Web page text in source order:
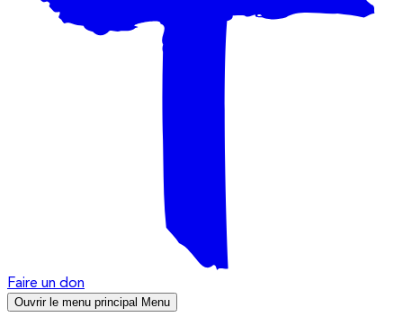
Faire un don
Ouvrir le menu principal Menu